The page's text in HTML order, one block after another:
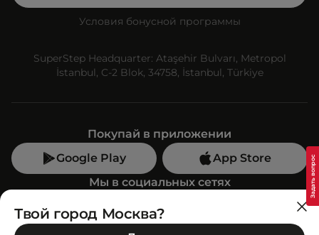
Условия бонусной программы
SuperStep Headquarter: Ataşehir Bulvarı, Metropol
İstanbul, C-2 Blok, 34758, İstanbul, Türkiye
Покупай в приложении
Google Play
App Store
Мы в социальных сетях
Позвони нам
Твой город Москва?